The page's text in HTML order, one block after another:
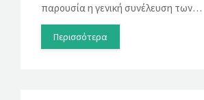
παρουσία η γενική συνέλευση των…
Περισσότερα